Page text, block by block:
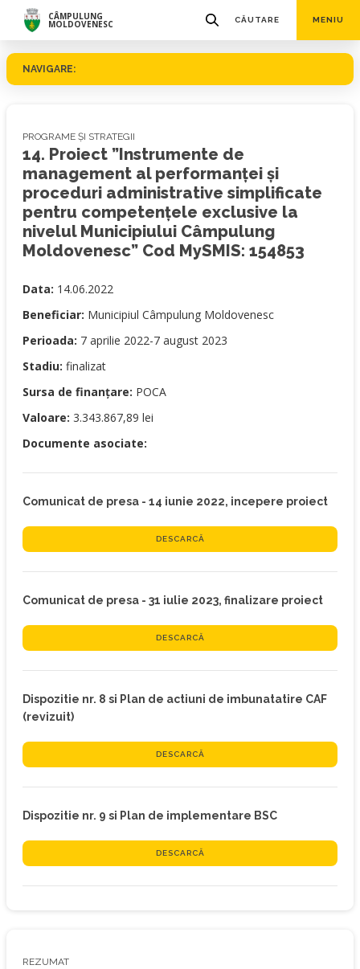
CÂMPULUNG
MOLDOVENESC CĂUTARE MENIU
NAVIGARE:
PROGRAME ȘI STRATEGII
14. Proiect ”Instrumente de
management al performanței și
proceduri administrative simplificate
pentru competențele exclusive la
nivelul Municipiului Câmpulung
Moldovenesc” Cod MySMIS: 154853
Data: 14.06.2022
Beneficiar: Municipiul Câmpulung Moldovenesc
Perioada: 7 aprilie 2022-7 august 2023
Stadiu: finalizat
Sursa de finanțare: POCA
Valoare: 3.343.867,89 lei
Documente asociate:
Comunicat de presa - 14 iunie 2022, incepere proiect
DESCARCĂ
Comunicat de presa - 31 iulie 2023, finalizare proiect
DESCARCĂ
Dispozitie nr. 8 si Plan de actiuni de imbunatatire CAF
(revizuit)
DESCARCĂ
Dispozitie nr. 9 si Plan de implementare BSC
DESCARCĂ
REZUMAT